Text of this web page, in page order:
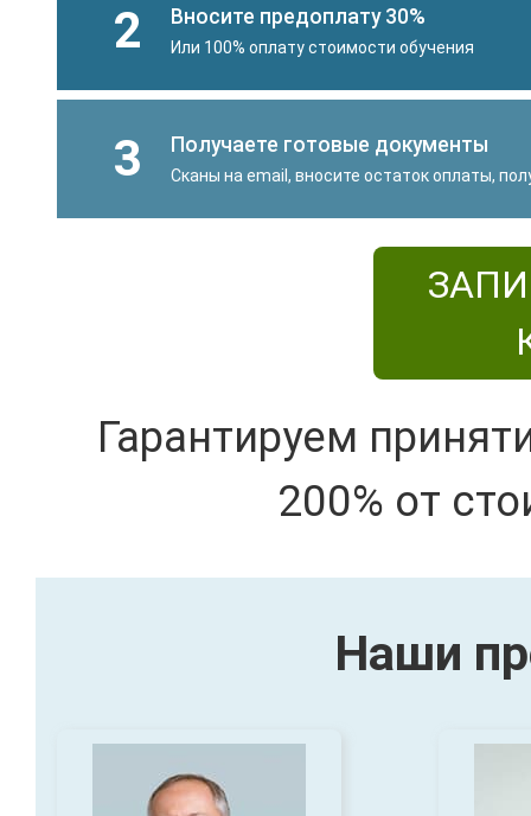
2 Вносите предоплату 30%
Или 100% оплату стоимости обучения
3 Получаете готовые документы
Сканы на email, вносите остаток оплаты,
Гарантируем
200% от
Наши